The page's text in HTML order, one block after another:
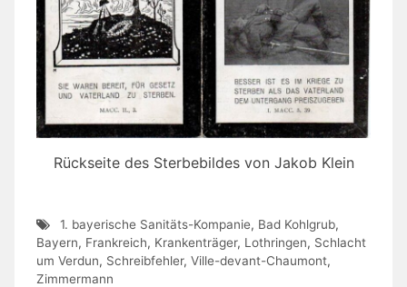
Rückseite des Sterbebildes von Jakob Klein
1. bayerische Sanitäts-Kompanie, Bad Kohlgrub,
Bayern, Frankreich, Krankenträger, Lothringen, Schlacht
um Verdun, Schreibfehler, Ville-devant-Chaumont,
Zimmermann